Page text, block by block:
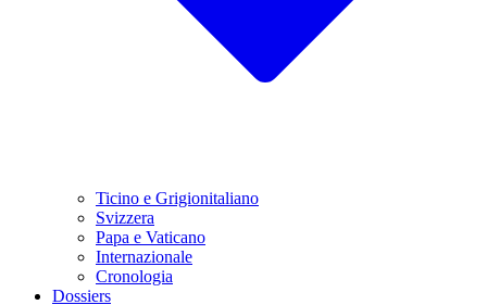
Ticino e Grigionitaliano
Svizzera
Papa e Vaticano
Internazionale
Cronologia
Dossiers